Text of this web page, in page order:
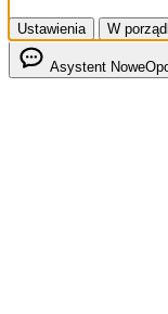
Ustawienia W
Asystent